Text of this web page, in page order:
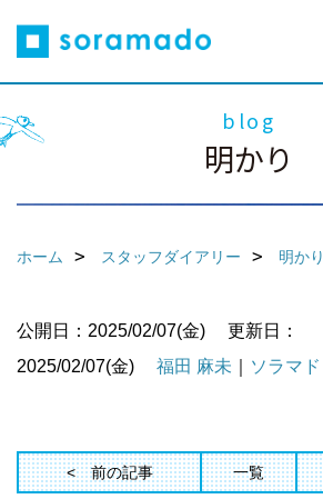
blog
明かり
ホーム スタッフダイアリー 明かり
公開日：2025/02/07(金)
更新日：
2025/02/07(金)
福田 麻未 ソラマド
前の記事 一覧